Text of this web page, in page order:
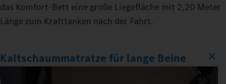
das Komfort‑Bett eine große Liegefläche mit 2,20 Meter
Länge zum Krafttanken nach der Fahrt.
Kaltschaummatratze für lange Beine